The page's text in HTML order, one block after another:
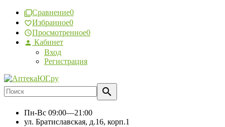
Сравнение0
Избранное0
Просмотренное0
Кабинет
Вход
Регистрация
Пн-Вс 09:00—21:00
ул. Братиславская, д.16, корп.1